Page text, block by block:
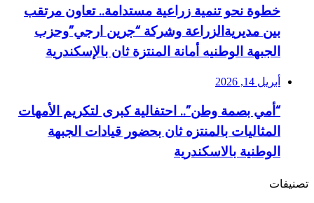
خطوة نحو تنمية زراعية مستدامة.. تعاون مرتقب
بين مديريةالزراعة وشركة “جرين ارجي”وحزب
الجبهة الوطنيه أمانة المنتزة ثان بالإسكندرية
أبريل 14, 2026
“أمي بصمة وطن”.. احتفالية كبرى لتكريم الأمهات
المثاليات بالمنتزه ثان بحضور قيادات الجبهة
الوطنية بالاسكندرية
تصنيفات